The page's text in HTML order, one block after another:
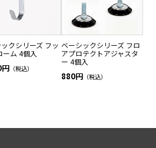
クシリーズ フッ
ーム 4個入
（税込）
ベーシックシリーズ フロ
アプロテクトアジャスタ
ー 4個入
880円 （税込）